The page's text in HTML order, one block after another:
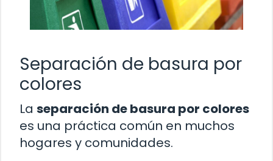
Separación de basura por
colores
La separación de basura por colores
es una práctica común en muchos
hogares y comunidades.